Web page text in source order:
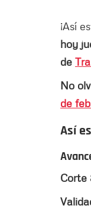
¡Así
hoy
de
No
de
Así
Corte